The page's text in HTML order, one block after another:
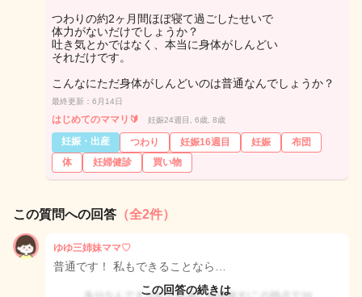
つわりの約2ヶ月間ほぼ寝て過ごしたせいで
体力がないだけでしょうか？
吐き気とかではなく、本当に身体がしんどい
それだけです。
こんなにただ身体がしんどいのは普通なんでしょうか？
最終更新：6月14日
はじめてのママリ🔰 妊娠24週目, 6歳, 8歳
妊娠・出産 つわり 妊娠16週目 妊娠
布団
体
妊婦健診 買い物
この質問への回答 （全2件）
ゆゆ三姉妹ママ♡
普通です！ 私もできることなら…
この回答の続きは